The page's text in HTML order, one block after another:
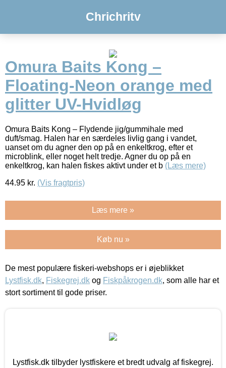
Chrichritv
Omura Baits Kong –
Floating-Neon orange med
glitter UV-Hvidløg
Omura Baits Kong – Flydende jig/gummihale med
duft/smag. Halen har en særdeles livlig gang i vandet,
uanset om du agner den op på en enkeltkrog, efter et
microblink, eller noget helt tredje. Agner du op på en
enkeltkrog, kan halen fiskes aktivt under et b (Læs mere)
44.95 kr. (Vis fragtpris)
Læs mere »
Køb nu »
De mest populære fiskeri-webshops er i øjeblikket
Lystfisk.dk, Fiskegrej.dk og Fiskpåkrogen.dk, som alle har et
stort sortiment til gode priser.
Lystfisk.dk tilbyder lystfiskere et bredt udvalg af fiskegrej.